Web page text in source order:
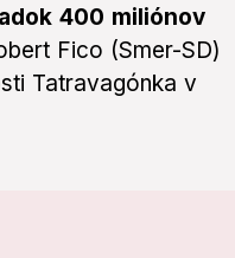
400 miliónov
Fico (Smer-SD)
Tatravagónka v